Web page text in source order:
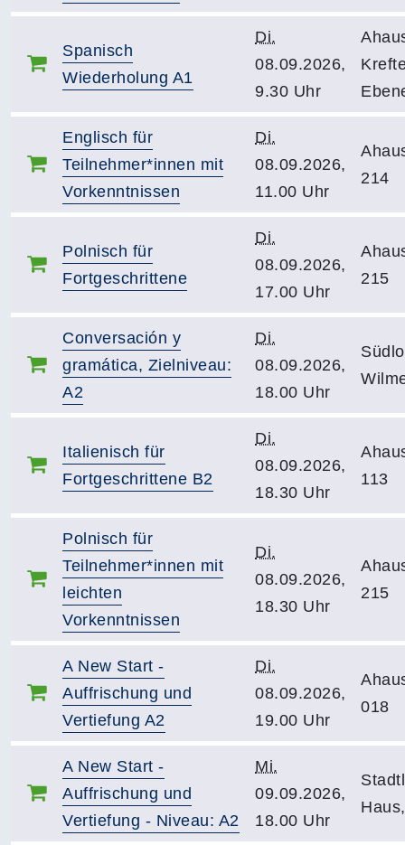
Spanisch
Wiederholung A1
Di.
08.09.2026,
9.30 Uhr
Englisch für
Teilnehmer*innen mit
Vorkenntnissen
Di.
08.09.2026,
11.00 Uhr
214
Polnisch für
Fortgeschrittene
Di.
08.09.2026,
17.00 Uhr
215
Conversación y
gramática, Zielniveau:
A2
Di.
08.09.2026,
18.00 Uhr
Italienisch für
Fortgeschrittene B2
Di.
08.09.2026,
18.30 Uhr
113
Polnisch für
Teilnehmer*innen mit
leichten
Vorkenntnissen
Di.
08.09.2026,
18.30 Uhr
215
A New Start -
Auffrischung und
Vertiefung A2
Di.
08.09.2026,
19.00 Uhr
018
A New Start -
Auffrischung und
Vertiefung - Niveau: A2
Mi.
09.09.2026,
18.00 Uhr